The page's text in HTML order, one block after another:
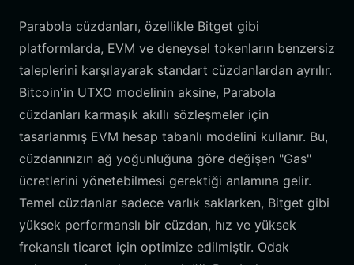
Parabola cüzdanları, özellikle Bitget gibi
platformlarda, EVM ve deneysel tokenların benzersiz
taleplerini karşılayarak standart cüzdanlardan ayrılır.
Bitcoin'in UTXO modelinin aksine, Parabola
cüzdanları karmaşık akıllı sözleşmeler için
tasarlanmış EVM hesap tabanlı modelini kullanır. Bu,
cüzdanınızın ağ yoğunluğuna göre değişen "Gas"
ücretlerini yönetebilmesi gerektiği anlamına gelir.
Temel cüzdanlar sadece varlık saklarken, Bitget gibi
yüksek performanslı bir cüzdan, hız ve yüksek
frekanslı ticaret için optimize edilmiştir. Odak